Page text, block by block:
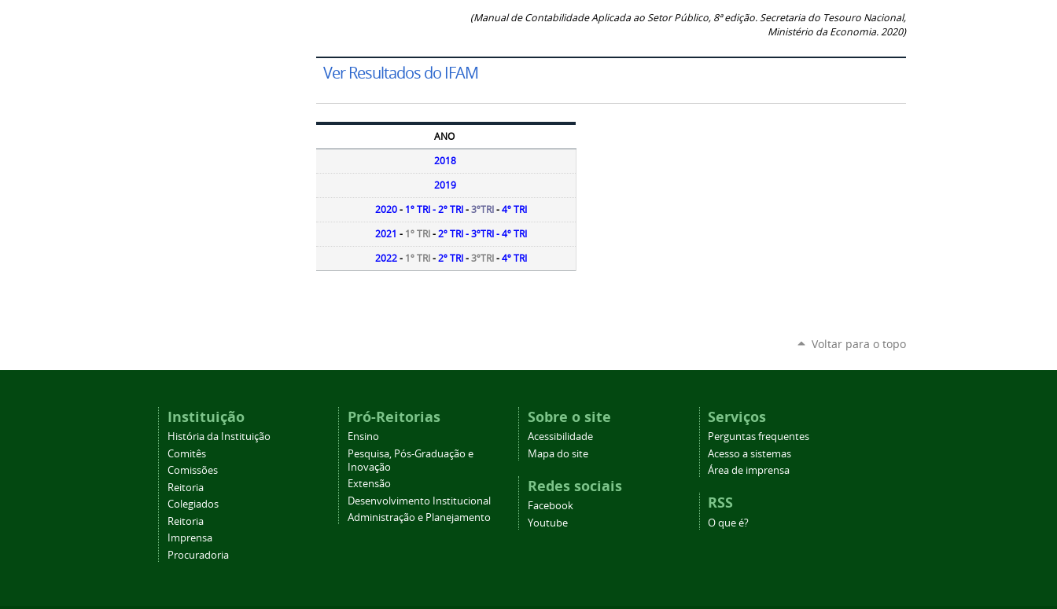
(Manual de Contabilidade Aplicada ao Setor Público, 8ª edição. Secretaria do Tesouro Nacional,
Ministério da Economia. 2020)
Ver Resultados do IFAM
ANO
2018
2019
2020- 1º TRI-2º TRI-3ºTRI-4º TRI
2021 - 1º TRI-2º TRI-3ºTRI-4º TRI
2022 - 1º TRI-2º TRI-3ºTRI-4º TRI
Voltar para o topo
Instituição
História da Instituição
Comitês
Comissões
Reitoria
Colegiados
Reitoria
Imprensa
Procuradoria
Pró-Reitorias
Ensino
Pesquisa, Pós-Graduação e
Inovação
Extensão
Desenvolvimento Institucional
Administração e Planejamento
Sobre o site
Acessibilidade
Mapa do site
Redes sociais
Facebook
Youtube
Serviços
Perguntas frequentes
Acesso a sistemas
Área de imprensa
RSS
O que é?